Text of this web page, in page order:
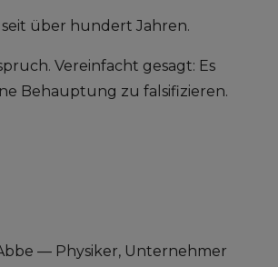
über hundert Jahren.
Vereinfacht gesagt: Es
Behauptung zu falsifizieren.
— Physiker, Unternehmer